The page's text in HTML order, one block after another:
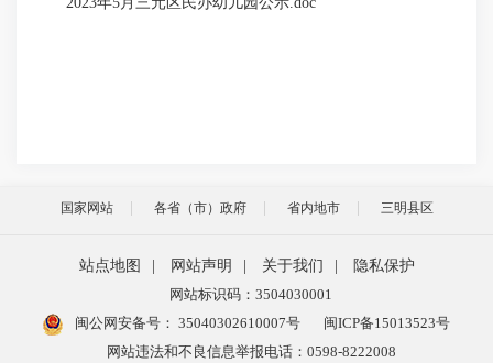
国家网站 各省（市）政府 省内地市 三明县区
站点地图 网站声明 关于我们
隐私保护
网站标识码：3504030001
闽公网安备号： 35040302610007号
闽ICP备15013523号
网站违法和不良信息举报电话：0598-8222008